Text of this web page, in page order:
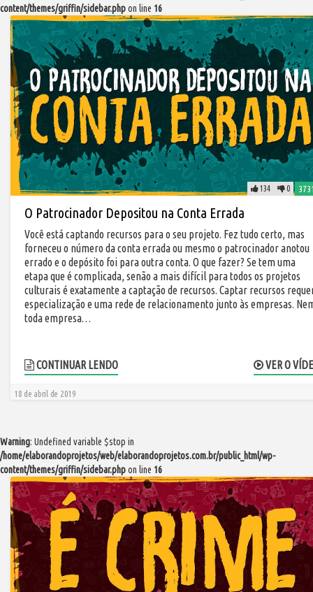
content/themes/griffin/sidebar.phpon line 16
0
134
O Patrocinador Depositou na Conta Errada
Você está captando recursos para o seu projeto. Fez tudo certo, mas
forneceu o número da conta errada ou mesmo o patrocinador anotou
errado e o depósito foi para outra conta. O que fazer? Se tem uma
etapa que é complicada, senão a mais difícil para todos os projetos
culturais é exatamente a captação de recursos. Captar recursos
especialização e uma rede de relacionamento junto às empresas.
toda empresa…
CONTINUAR LENDO VER O
18 de abril de 2019
Warning: Undefined variable $stop in
/home/elaborandoprojetos/web/elaborandoprojetos.com.br/public_html/wp-
content/themes/griffin/sidebar.phpon line 16